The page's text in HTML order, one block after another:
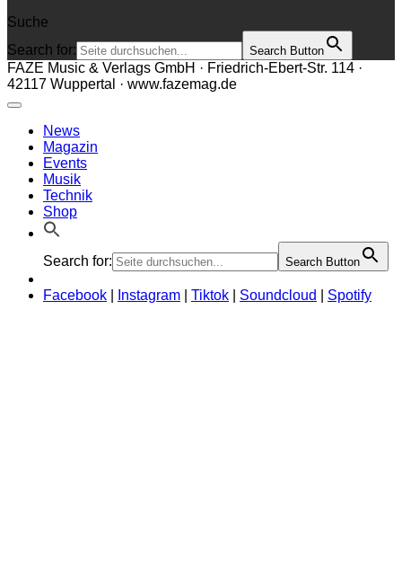
Suche
Search for:
Search Button
FAZE Music & Verlags GmbH · Friedrich-Ebert-Str. 114 ·
42117 Wuppertal · www.fazemag.de
News
Magazin
Events
Musik
Technik
Shop
Search for: Search Button
Facebook Instagram Tiktok Soundcloud Spotify